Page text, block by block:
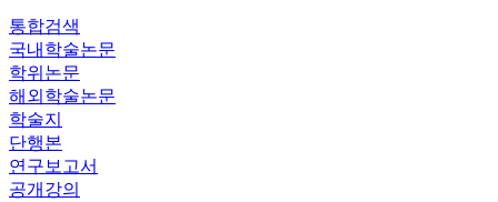
통합검색
국내학술논문
학위논문
해외학술논문
학술지
단행본
연구보고서
공개강의